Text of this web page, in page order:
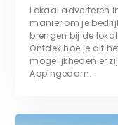
Lokaal adverteren
manier om je
brengen bij de
Ontdek hoe je dit
mogelijkheden er
Appingedam.